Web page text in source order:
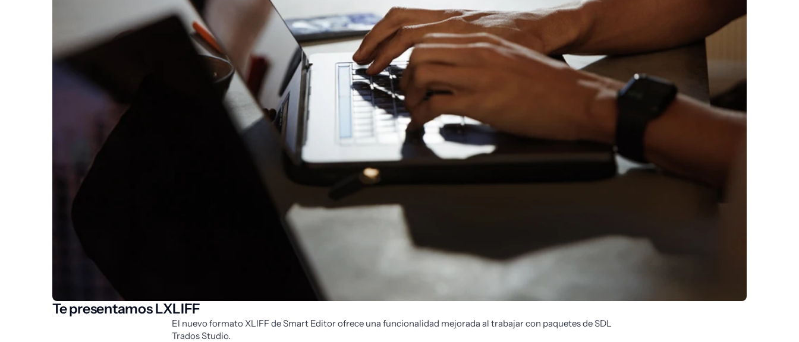
Te presentamos LXLIFF
El nuevo formato XLIFF de Smart Editor ofrece una funcionalidad mejorada al trabajar con paquetes de SDL
Trados Studio.